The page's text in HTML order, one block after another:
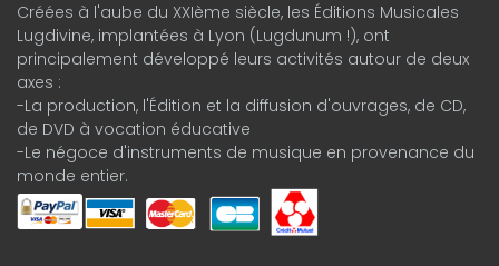
Créées à l'aube du XXIème siècle, les Éditions Musicales
Lugdivine, implantées à Lyon (Lugdunum !), ont
principalement développé leurs activités autour de deux
axes :
-La production, l'Édition et la diffusion d'ouvrages, de CD,
de DVD à vocation éducative
-Le négoce d'instruments de musique en provenance du
monde entier.